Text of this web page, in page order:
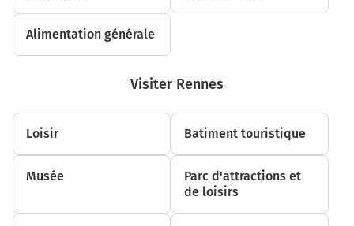
Alimentation générale
Visiter Rennes
Loisir Batiment touristique
Musée
Parc d'attractions et
de loisirs